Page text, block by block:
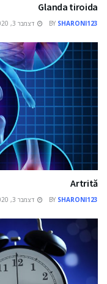
Glanda tiroida
BY SHARONI123 דצמבר 3, 2020
Artrită
BY SHARONI123 דצמבר 3, 2020